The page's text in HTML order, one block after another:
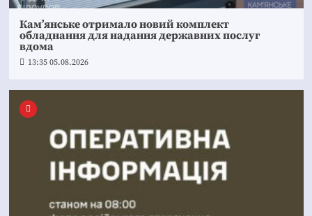
Кам’янське отримало новий комплект
обладнання для надання державних послуг
вдома
13:35 05.08.2026